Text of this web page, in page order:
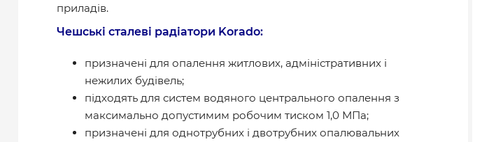
приладів.
Чешські сталеві радіатори Korado:
призначені для опалення житлових, адміністративних і
нежилих будівель;
підходять для систем водяного центрального опалення з
максимально допустимим робочим тиском 1,0 МПа;
призначені для однотрубних і двотрубних опалювальних